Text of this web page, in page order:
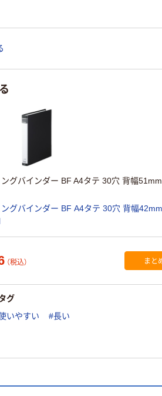
グバインダー BF A4タテ 30穴 背幅
グバインダー BF A4タテ 30穴 背幅42mm
（税込） まと
グ
いやすい #長い